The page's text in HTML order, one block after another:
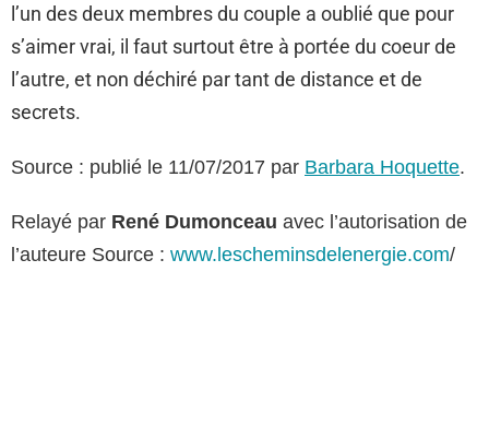
l’un des deux membres du couple a oublié que pour
s’aimer vrai, il faut surtout être à portée du coeur de
l’autre, et non déchiré par tant de distance et de
secrets.
Source : publié le 11/07/2017 par Barbara Hoquette.
Relayé par René Dumonceau avec l’autorisation de
l’auteure Source : www.lescheminsdelenergie.com/